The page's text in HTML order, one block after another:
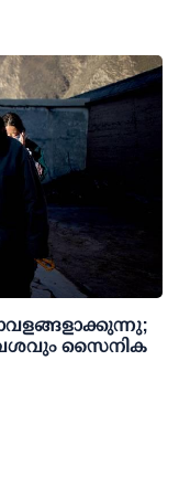
സൈനിക